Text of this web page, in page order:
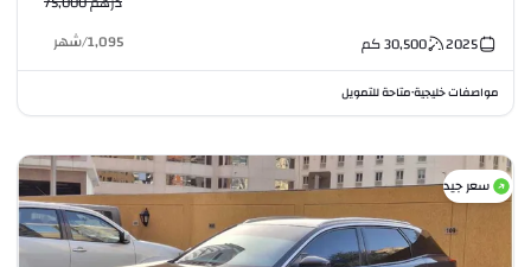
2025
30,500كم 1,095
/شهر
مواصفات خليجية•متاحة للتمويل
سعر جيد